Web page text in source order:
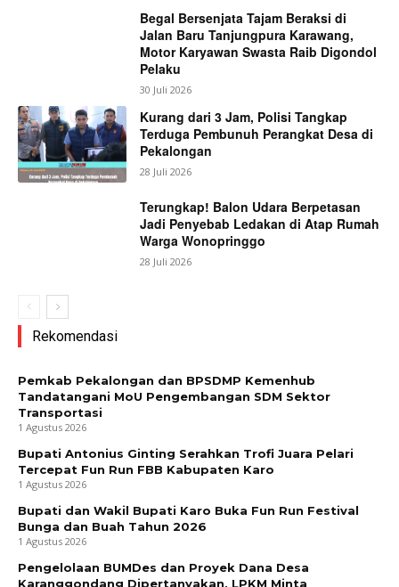
Begal Bersenjata Tajam Beraksi di
Jalan Baru Tanjungpura Karawang,
Motor Karyawan Swasta Raib Digondol
Pelaku
30 Juli 2026
Kurang dari 3 Jam, Polisi Tangkap
Terduga Pembunuh Perangkat Desa di
Pekalongan
28 Juli 2026
Terungkap! Balon Udara Berpetasan
Jadi Penyebab Ledakan di Atap Rumah
Warga Wonopringgo
28 Juli 2026
Rekomendasi
Pemkab Pekalongan dan BPSDMP Kemenhub
Tandatangani MoU Pengembangan SDM Sektor
Transportasi
1 Agustus 2026
Bupati Antonius Ginting Serahkan Trofi Juara Pelari
Tercepat Fun Run FBB Kabupaten Karo
1 Agustus 2026
Bupati dan Wakil Bupati Karo Buka Fun Run Festival
Bunga dan Buah Tahun 2026
1 Agustus 2026
Pengelolaan BUMDes dan Proyek Dana Desa
Karanggondang Dipertanyakan, LPKM Minta